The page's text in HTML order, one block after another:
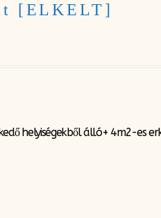
[ELKELT]
helyiségekből álló+ 4m2-es